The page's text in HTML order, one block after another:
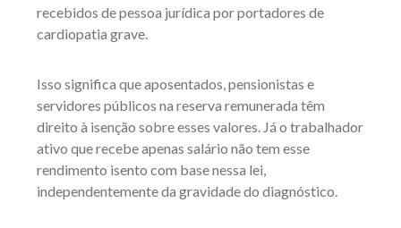
recebidos de pessoa jurídica por portadores de
cardiopatia grave.
Isso significa que aposentados, pensionistas e
servidores públicos na reserva remunerada têm
direito à isenção sobre esses valores. Já o trabalhador
ativo que recebe apenas salário não tem esse
rendimento isento com base nessa lei,
independentemente da gravidade do diagnóstico.